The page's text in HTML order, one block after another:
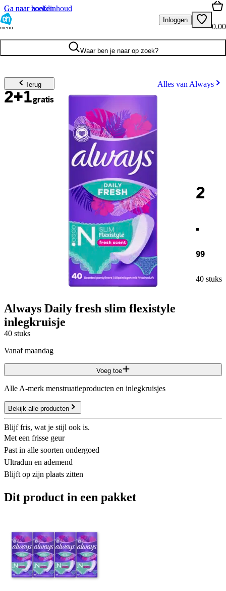
Ga naar hoofdinhoud
Ga naar zoeken
menu
Inloggen
0.00
Waar ben je naar op zoek?
Terug Alles van Always
2+1gratis
2
.
99
40 stuks
Always Daily fresh slim flexistyle
inlegkruisje
40 stuks
vanaf maandag
Voeg toe
Alle A-merk menstruatieproducten en inlegkruisjes
Bekijk alle producten
Blijf fris, wat je stijl ook is.
Met een frisse geur
Past in alle soorten ondergoed
Ultradun en ademend
Blijft op zijn plaats zitten
Dit product in een pakket